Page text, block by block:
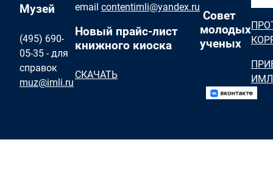
Музей
(495) 690-
05-35 - для
справок
muz@imli.ru
email contentimli@yandex.ru
Новый прайс-лист
книжного киоска
СКАЧАТЬ
Совет
молодых
ученых